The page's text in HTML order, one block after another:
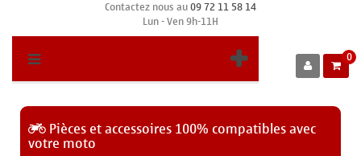
Contactez nous au09 72 11 58 14
Lun - Ven 9h-11H
0
Pièces et accessoires 100% compatibles avec
votre moto